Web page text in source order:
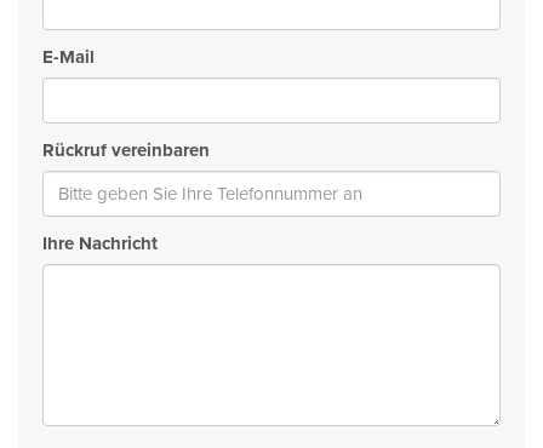
E-Mail
Rückruf vereinbaren
Ihre Nachricht